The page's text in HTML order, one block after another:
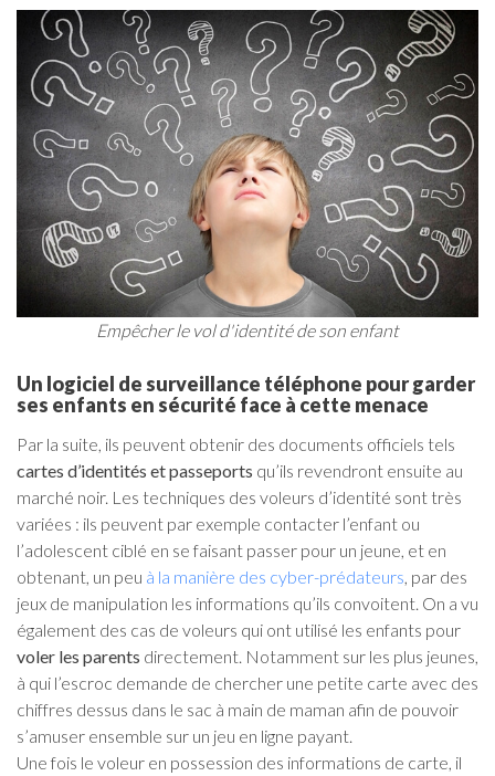
Empêcher le vol d'identité de son enfant
Un logiciel de surveillance téléphone pour garder
ses enfants en sécurité face à cette menace
Par la suite, ils peuvent obtenir des documents officiels tels
cartes d’identités et passeports qu’ils revendront ensuite au
marché noir. Les techniques des voleurs d’identité sont très
variées : ils peuvent par exemple contacter l’enfant ou
l’adolescent ciblé en se faisant passer pour un jeune, et en
obtenant, un peu à la manière des cyber-prédateurs , par des
jeux de manipulation les informations qu’ils convoitent. On a vu
également des cas de voleurs qui ont utilisé les enfants pour
voler les parents directement. Notamment sur les plus jeunes,
à qui l’escroc demande de chercher une petite carte avec des
chiffres dessus dans le sac à main de maman afin de pouvoir
s’amuser ensemble sur un jeu en ligne payant.
Une fois le voleur en possession des informations de carte, il